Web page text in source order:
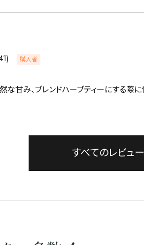
購入者
甘み、ブレンドハーブティーにする際に
すべてのレビュ